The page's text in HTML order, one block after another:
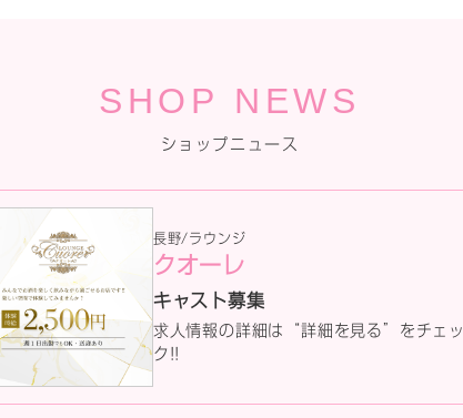
SHOP NEWS
ショップニュース
長野/ラウンジ
クオーレ
キャスト募集
求人情報の詳細は“詳細を見る”をチェッ
ク!!